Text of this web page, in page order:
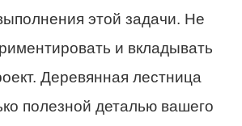
этой задачи. Не
и вкладывать
Деревянная лестница
полезной деталью вашего